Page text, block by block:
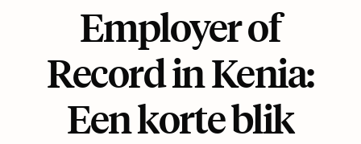
Employer of
Record in Kenia:
Een korte blik